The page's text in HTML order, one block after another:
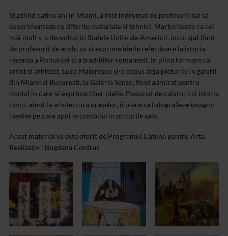
Studiind cativa ani in Miami, a fost indrumat de profesorii sai sa
experimenteze cu diferite materiale si tehnici. Marturiseste ca cel
mai mult s-a dezvoltat in Statele Unite ale Americii, incurajat fiind
de profesorii de acolo sa-si exprime ideile referitoare la istoria
recenta a Romaniei si a traditiilor romanesti. In plina formare ca
artist si arhitect, Luca Maiorescu si-a expus deja picturile in galerii
din Miami si Bucuresti, la Galeria Senso, fiind admirat pentru
modul in care-si exprima liber ideile. Pasionat de calatorii si istoria
lumii, atent la arhitectura oraselor, ii place sa fotografieze imagini
inedite pe care apoi le combina in picturile sale.
Acest material va este oferit de Programul Catena pentru Arta.
Realizator: Bogdana Contras